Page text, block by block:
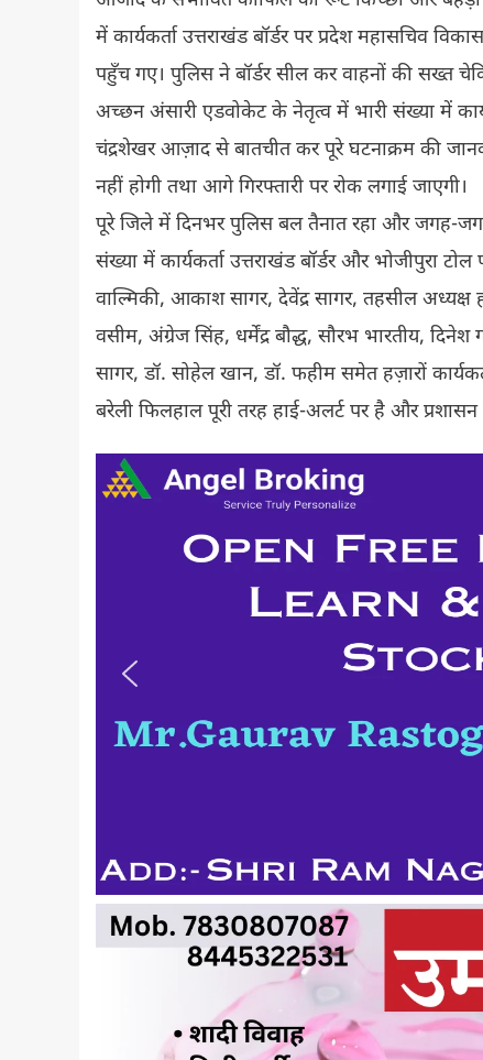
में कार्यकर्ता उत्तराखंड बॉर्डर पर प्रदेश महासचिव
पहुँच गए। पुलिस ने बॉर्डर सील कर वाहनों की सख्त
अच्छन अंसारी एडवोकेट के नेतृत्व में भारी संख्या में
चंद्रशेखर आज़ाद से बातचीत कर पूरे घटनाक्रम की
नहीं होगी तथा आगे गिरफ्तारी पर रोक लगाई जाएगी।
पूरे जिले में दिनभर पुलिस बल तैनात रहा और जगह-
संख्या में कार्यकर्ता उत्तराखंड बॉर्डर और भोजीपुरा
वाल्मिकी, आकाश सागर, देवेंद्र सागर, तहसील
वसीम, अंग्रेज सिंह, धर्मेंद्र बौद्ध, सौरभ भारतीय,
सागर, डॉ. सोहेल खान, डॉ. फहीम समेत हज़ारों
बरेली फिलहाल पूरी तरह हाई-अलर्ट पर है और